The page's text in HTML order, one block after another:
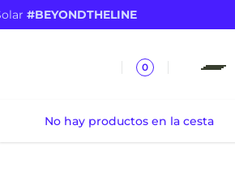
#BEYONDTHELINE
0
No hay productos en la cesta